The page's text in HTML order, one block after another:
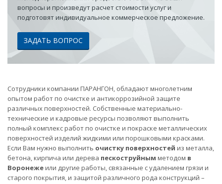
вопросы и произведут расчет стоимости услуг и
подготовят индивидуальное коммерческое предложение.
ЗАДАТЬ ВОПРОС
Сотрудники компании ПАРАНГОН, обладают многолетним
опытом работ по очистке и антикоррозийной защите
различных поверхностей. Собственные материально-
технические и кадровые ресурсы позволяют выполнить
полный комплекс работ по очистке и покраске металлических
поверхностей изделий жидкими или порошковыми красками.
Если Вам нужно выполнить очистку поверхностей из металла,
бетона, кирпича или дерева пескоструйным методом в
Воронежеили другие работы, связанные с удалением грязи и
старого покрытия, и защитой различного рода конструкций –